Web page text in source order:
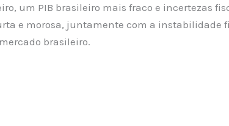
um PIB brasileiro mais fraco e incertezas
e morosa, juntamente com a instabilidade
brasileiro.